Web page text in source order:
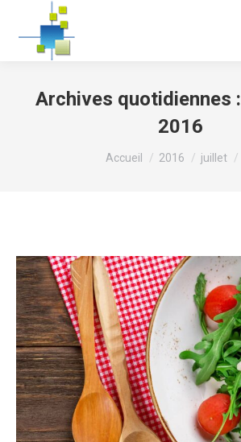
Archives quotidiennes :
2016
Vous êtes ici :
Accueil 2016 juillet